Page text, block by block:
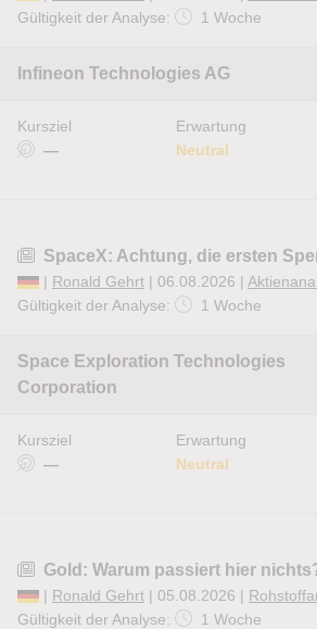
Gültigkeit der Analyse:
1 Woche
Infineon Technologies AG
Kursziel
—
Erwartung
Neutral
SpaceX: Achtung, die ersten
| Ronald Gehrt | 06.08.2026 |
Gültigkeit der Analyse:
1 Woche
Space Exploration Technologies
Corporation
Kursziel
—
Erwartung
Neutral
Gold: Warum passiert hier
| Ronald Gehrt | 05.08.2026 |
Gültigkeit der Analyse:
1 Woche